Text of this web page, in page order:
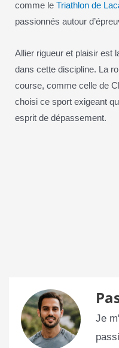
comme le Triathlon de
passionnés autour
Allier rigueur et plaisir est
dans cette discipline. La
course, comme celle de
choisi ce sport exigeant
esprit de dépassement.
Je